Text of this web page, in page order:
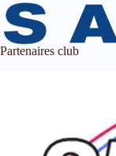
Partenaires club